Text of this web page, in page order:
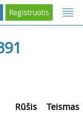
Registruotis
Rūšis Teismas